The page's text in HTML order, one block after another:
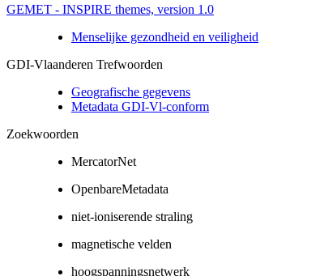
GEMET - INSPIRE themes, version 1.0
Menselijke gezondheid en veiligheid
GDI-Vlaanderen Trefwoorden
Geografische gegevens
Metadata GDI-Vl-conform
Zoekwoorden
MercatorNet
OpenbareMetadata
niet-ioniserende straling
magnetische velden
hoogspanningsnetwerk